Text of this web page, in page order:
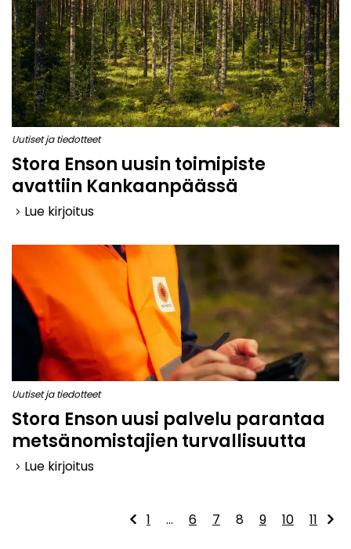
Uutiset ja tiedotteet
Stora Enson uusin toimipiste
avattiin Kankaanpäässä
keyboard_arrow_right Lue kirjoitus
Uutiset ja tiedotteet
Stora Enson uusi palvelu parantaa
metsänomistajien turvallisuutta
keyboard_arrow_right Lue kirjoitus
1 … 6 7 8 9 10 11